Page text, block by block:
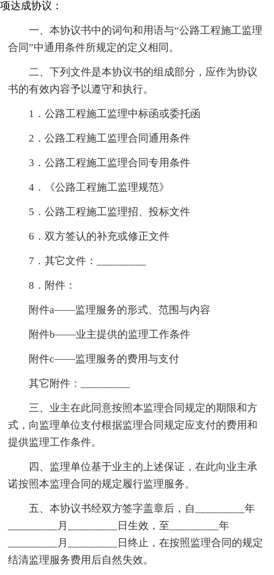
项达成协议：
一、本协议书中的词句和用语与“公路工程施工监理
合同”中通用条件所规定的定义相同。
二、下列文件是本协议书的组成部分，应作为协议
书的有效内容予以遵守和执行。
1．公路工程施工监理中标函或委托函
2．公路工程施工监理合同通用条件
3．公路工程施工监理合同专用条件
4．《公路工程施工监理规范》
5．公路工程施工监理招、投标文件
6．双方签认的补充或修正文件
7．其它文件：_________
8．附件：
附件a——监理服务的形式、范围与内容
附件b——业主提供的监理工作条件
附件c——监理服务的费用与支付
其它附件：_________
三、业主在此同意按照本监理合同规定的期限和方
式，向监理单位支付根据监理合同规定应支付的费用和
提供监理工作条件。
四、监理单位基于业主的上述保证，在此向业主承
诺按照本监理合同的规定履行监理服务。
五、本协议书经双方签字盖章后，自_________年
_________月_________日生效，至_________年
_________月_________日终止，在按照监理合同的规定
结清监理服务费用后自然失效。